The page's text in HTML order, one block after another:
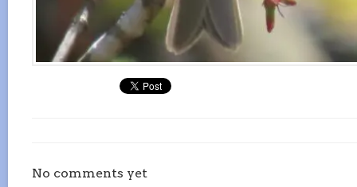
No comments yet